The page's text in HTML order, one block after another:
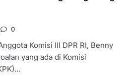
0
Komisi III DPR RI, Benny
yang ada di Komisi